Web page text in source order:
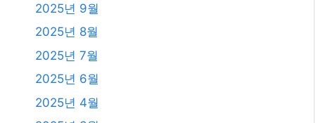
2025년 9월
2025년 8월
2025년 7월
2025년 6월
2025년 4월